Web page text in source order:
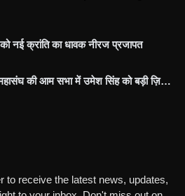
नई क्रांति का धावक नीरज प्रजापत
महासंघ की आम सभा में उमेश सिंह को बड़ी ज़ि…
to receive the latest news, updates,